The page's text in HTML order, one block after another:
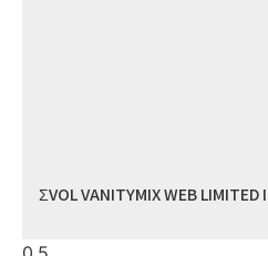
ΣVOL VANITYMIX WEB LIMITED